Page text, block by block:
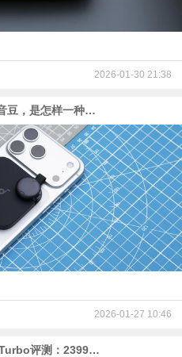
2026-01-30 21:38
【试毒】899元的安克x飞书AI录音豆，是怎样一种体验
2026-01-27 10:46
中屏+游戏有没搞头？iQOO Z11 Turbo评测：2399元起的骁龙8 Gen 5+2亿主摄